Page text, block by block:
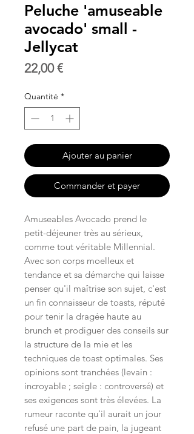
Peluche 'amuseable
avocado' small -
Jellycat
22,00 €Prix
Quantité *
Ajouter au panier
Commander et payer
Amuseables Avocado prend le
petit-déjeuner très au sérieux,
comme tout véritable Millennial.
Avec son corps moelleux et
tendance et sa démarche qui laisse
penser qu'il maîtrise son sujet, c'est
un fin connaisseur de toasts, réputé
pour tenir la dragée haute au
brunch et prodiguer des conseils sur
la structure de la mie et les
techniques de toast optimales. Ses
opinions sont tranchées (levain :
incroyable ; seigle : controversé) et
ses exigences sont très élevées. La
rumeur raconte qu'il aurait un jour
refusé une part de pain, la jugeant